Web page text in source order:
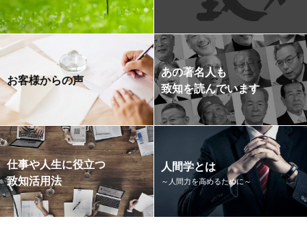
お客様からの声
あの著名人も
致知を読んでいます
仕事や人生に役立つ
致知活用法
人間学とは
～人間力を高めるために～